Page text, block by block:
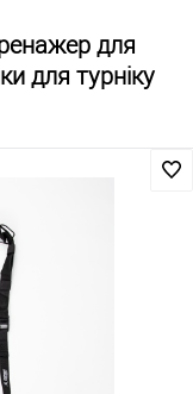
для
для турніку